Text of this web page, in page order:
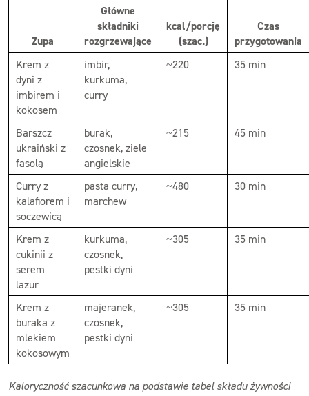
Zupa
Główne
składniki
rozgrzewające
kcal/porcję
(szac.)
Czas
przygotowania
Krem z
dyni z
imbirem i
kokosem
imbir,
kurkuma,
curry
~220 35 min
Barszcz
ukraiński z
fasolą
burak,
czosnek, ziele
angielskie
~215 45 min
Curry z
kalafiorem i
soczewicą
pasta curry,
marchew
~480 30 min
Krem z
cukinii z
serem
lazur
kurkuma,
czosnek,
pestki dyni
~305 35 min
Krem z
buraka z
mlekiem
kokosowym
majeranek,
czosnek,
pestki dyni
~305 35 min
Kaloryczność szacunkowa na podstawie tabel składu żywności